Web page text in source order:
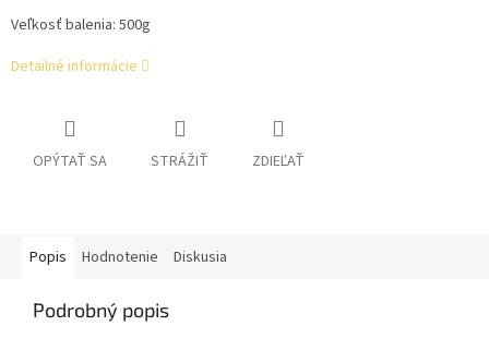
Veľkosť balenia: 500g
Detailné informácie
OPÝTAŤ SA STRÁŽIŤ ZDIEĽAŤ
Popis Hodnotenie Diskusia
Podrobný popis